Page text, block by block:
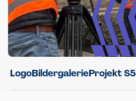
LogoBildergalerieProjekt S5